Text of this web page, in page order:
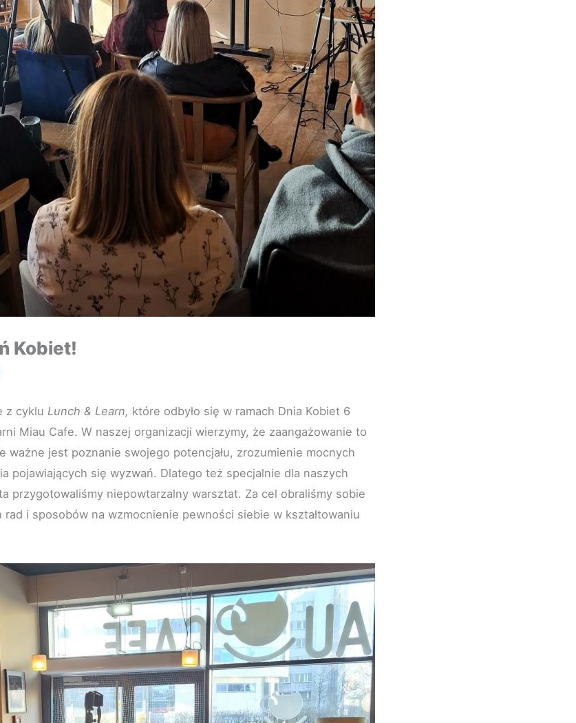
Kobiet!
z cyklu Lunch & Learn, które odbyło się w ramach Dnia Kobiet 6
Miau Cafe. W naszej organizacji wierzymy, że zaangażowanie to
ważne jest poznanie swojego potencjału, zrozumienie mocnych
pojawiających się wyzwań. Dlatego też specjalnie dla naszych
przygotowaliśmy niepowtarzalny warsztat. Za cel obraliśmy sobie
i sposobów na wzmocnienie pewności siebie w kształtowaniu